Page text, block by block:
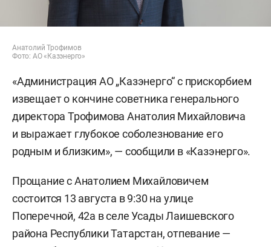
Анатолий Трофимов
Фото: АО «Казэнерго»
«Администрация АО „Казэнерго“ с прискорбием
извещает о кончине советника генерального
директора Трофимова Анатолия Михайловича
и выражает глубокое соболезнование его
родным и близким», — сообщили в «Казэнерго».
Прощание с Анатолием Михайловичем
состоится 13 августа в 9:30 на улице
Поперечной, 42а в селе Усады Лаишевского
района Республики Татарстан, отпевание —